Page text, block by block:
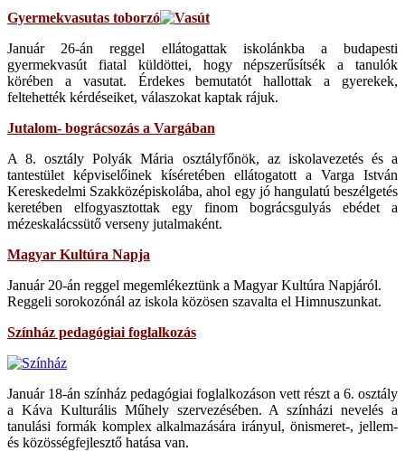
Gyermekvasutas toborzó
Január 26-án reggel ellátogattak iskolánkba a budapesti
gyermekvasút fiatal küldöttei, hogy népszerűsítsék a tanulók
körében a vasutat. Érdekes bemutatót hallottak a gyerekek,
feltehették kérdéseiket, válaszokat kaptak rájuk.
Jutalom- bográcsozás a Vargában
A 8. osztály Polyák Mária osztályfőnök, az iskolavezetés és a
tantestület képviselőinek kíséretében ellátogatott a Varga István
Kereskedelmi Szakközépiskolába, ahol egy jó hangulatú beszélgetés
keretében elfogyasztottak egy finom bográcsgulyás ebédet a
mézeskalácssütő verseny jutalmaként.
Magyar Kultúra Napja
Január 20-án reggel megemlékeztünk a Magyar Kultúra Napjáról.
Reggeli sorokozónál az iskola közösen szavalta el Himnuszunkat.
Színház pedagógiai foglalkozás
Január 18-án színház pedagógiai foglalkozáson vett részt a 6. osztály
a Káva Kulturális Műhely szervezésében. A színházi nevelés a
tanulási formák komplex alkalmazására irányul, önismeret-, jellem-
és közösségfejlesztő hatása van.